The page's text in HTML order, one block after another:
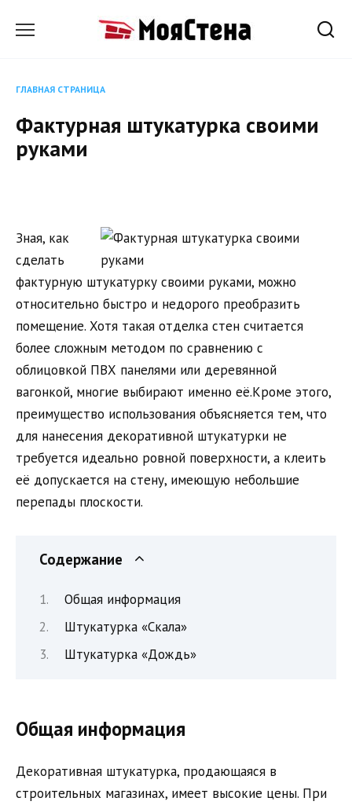
ГЛАВНАЯ СТРАНИЦА
Фактурная штукатурка своими
руками
Зная, как
сделать
фактурную штукатурку своими руками, можно
относительно быстро и недорого преобразить
помещение. Хотя такая отделка стен считается
более сложным методом по сравнению с
облицовкой ПВХ панелями или деревянной
вагонкой, многие выбирают именно её.Кроме этого,
преимущество использования объясняется тем, что
для нанесения декоративной штукатурки не
требуется идеально ровной поверхности, а клеить
её допускается на стену, имеющую небольшие
перепады плоскости.
Содержание
Общая информация
Штукатурка «Скала»
Штукатурка «Дождь»
Общая информация
Декоративная штукатурка, продающаяся в
строительных магазинах, имеет высокие цены. При